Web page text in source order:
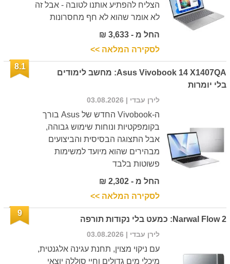
הצליח להפתיע אותנו לטובה - אבל זה
לא אומר שהוא לא חף מחסרונות
החל מ - 3,633 ₪
לסקירה המלאה >>
Asus Vivobook 14 X1407QA: מחשב לימודים
בלי יומרות
8.1
לירן עבדי | 03.08.2026
ה-Vivobook החדש של Asus בורך
בקומפקטיות ונוחות שימוש גבוהה,
אבל התצוגה הבסיסית והביצועים
מבהירים שהוא מיועד למשימות
פשוטות בלבד
החל מ - 2,302 ₪
לסקירה המלאה >>
Narwal Flow 2: כמעט בלי נקודות תורפה
9
לירן עבדי | 03.08.2026
עם ניקוי מצוין, תחנת עגינה אלגנטית,
מיכלי מים גדולים וחיי סוללה יוצאי